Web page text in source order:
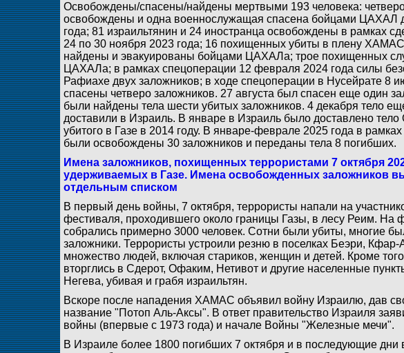
Освобождены/спасены/найдены мертвыми 193 человека: четверо
освобождены и одна военнослужащая спасена бойцами ЦАХАЛ
года; 81 израильтянин и 24 иностранца освобождены в рамках
24 по 30 ноября 2023 года; 16 похищенных убиты в плену
найдены и эвакуированы бойцами ЦАХАЛа; трое похищенных
ЦАХАЛа; в рамках спецоперации 12 февраля 2024 года силы
Рафиахе двух заложников; в ходе спецоперации в Нусейрате 8
спасены четверо заложников. 27 августа был спасен еще один
были найдены тела шести убитых заложников. 4 декабря тело
доставили в Израиль. В январе в Израиль было доставлено
убитого в Газе в 2014 году. В январе-феврале 2025 года в
были освобождены 30 заложников и переданы тела 8 погибших.
Имена заложников, похищенных террористами 7 октября
удерживаемых в Газе. Имена освобожденных заложников
отдельным списком
В первый день войны, 7 октября, террористы напали на
фестиваля, проходившего около границы Газы, в лесу Реим. На
собрались примерно 3000 человек. Сотни были убиты, многие
заложники. Террористы устроили резню в поселках Беэри,
множество людей, включая стариков, женщин и детей. Кроме
вторглись в Сдерот, Офаким, Нетивот и другие населенные
Негева, убивая и грабя израильтян.
Вскоре после нападения ХАМАС объявил войну Израилю, дав
название "Потоп Аль-Аксы". В ответ правительство Израиля
войны (впервые с 1973 года) и начале Войны "Железные мечи".
В Израиле более 1800 погибших 7 октября и в последующие